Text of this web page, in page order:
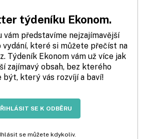
týdeníku Ekonom.
vám představíme nejzajímavější
které si můžete přečíst na
Týdeník Ekonom vám už více jak
zajímavý obsah, bez kterého
být, který vás rozvíjí a baví!
SE K ODBĚRU
se můžete kdykoliv.